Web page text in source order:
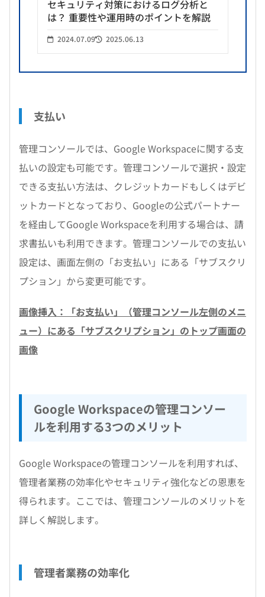
セキュリティ対策におけるログ分析と
は？ 重要性や運用時のポイントを解説
2024.07.09 2025.06.13
支払い
管理コンソールでは、Google Workspaceに関する支
払いの設定も可能です。管理コンソールで選択・設定
できる支払い方法は、クレジットカードもしくはデビ
ットカードとなっており、Googleの公式パートナー
を経由してGoogle Workspaceを利用する場合は、請
求書払いも利用できます。管理コンソールでの支払い
設定は、画面左側の「お支払い」にある「サブスクリ
プション」から変更可能です。
画像挿入：「お支払い」（管理コンソール左側のメニ
ュー）にある「サブスクリプション」のトップ画面の
画像
Google Workspaceの管理コンソー
ルを利用する3つのメリット
Google Workspaceの管理コンソールを利用すれば、
管理者業務の効率化やセキュリティ強化などの恩恵を
得られます。ここでは、管理コンソールのメリットを
詳しく解説します。
管理者業務の効率化